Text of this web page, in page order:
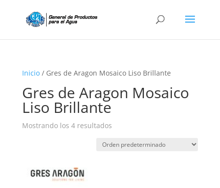
Inicio/ Gres de Aragon Mosaico Liso Brillante
Gres de Aragon Mosaico
Liso Brillante
Mostrando los 4 resultados